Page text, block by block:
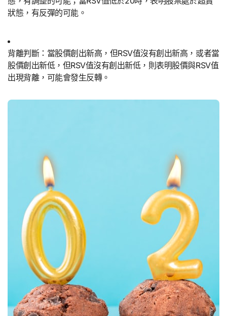
狀態，有反彈的可能。
背離判斷：當股價創出新高，但RSV值沒有創出新高，或者當
股價創出新低，但RSV值沒有創出新低，則表明股價與RSV值
出現背離，可能會發生反轉。